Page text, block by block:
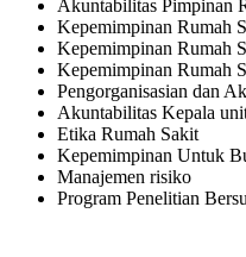
Akuntabilitas Pimpinan
Kepemimpinan Rumah
Kepemimpinan Rumah
Kepemimpinan Rumah
Pengorganisasian dan
Akuntabilitas Kepala
Etika Rumah Sakit
Kepemimpinan Untuk
Manajemen risiko
Program Penelitian